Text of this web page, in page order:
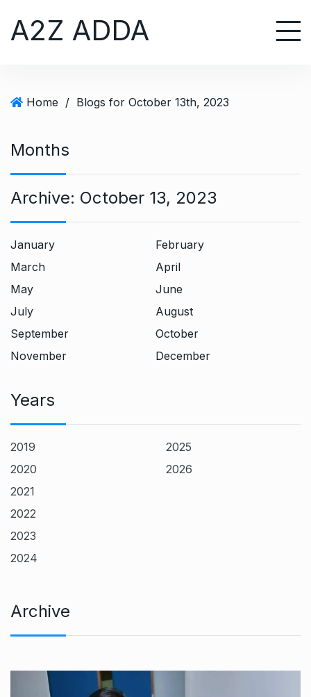
A2Z ADDA
Home / Blogs for October 13th, 2023
Months
Archive: October 13, 2023
January
February
March
April
May
June
July
August
September
October
November
December
Years
2019
2020
2021
2022
2023
2024
2025
2026
Archive